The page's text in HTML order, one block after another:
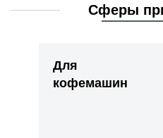
Сферы
Для
кофемашин